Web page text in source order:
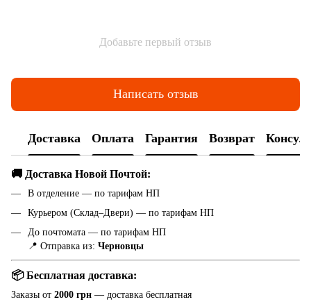
Добавьте первый отзыв
Написать отзыв
Доставка Оплата Гарантия Возврат
🚚 Доставка Новой Почтой:
В отделение — по тарифам НП
Курьером (Склад–Двери) — по тарифам НП
До почтомата — по тарифам НП
📍 Отправка из: Черновцы
📦 Бесплатная доставка:
Заказы от 2000 грн — доставка бесплатная